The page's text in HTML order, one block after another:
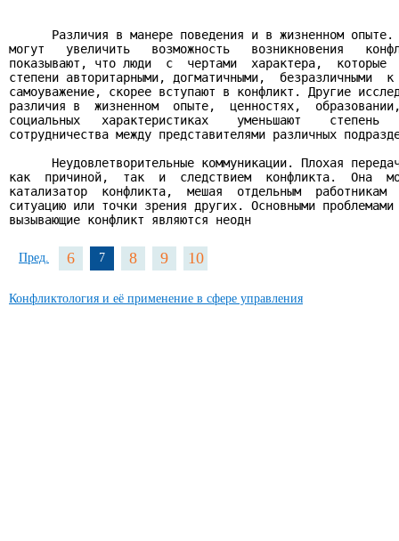
Различия в манере поведения и в жизненном
могут   увеличить   возможность   возникновения
показывают, что люди  с  чертами  характера,
степени авторитарными, догматичными,  безразличными
самоуважение, скорее вступают в конфликт. Другие
различия в  жизненном  опыте,  ценностях,
социальных   характеристиках    уменьшают    степень
сотрудничества между представителями различных
Неудовлетворительные коммуникации. Плохая
как  причиной,  так  и  следствием  конфликта.  Она
катализатор  конфликта,  мешая  отдельным
ситуацию или точки зрения других. Основными
вызывающие конфликт являются неодн
Пред. 6 7 8 9 10
Конфликтология и её применение в сфере управления